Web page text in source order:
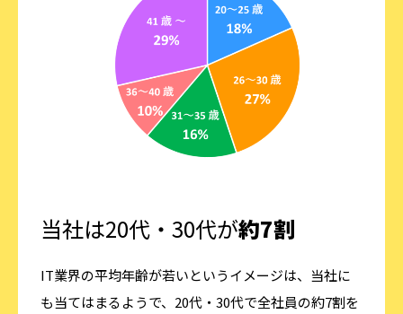
当社は20代・30代が約7割
IT業界の平均年齢が若いというイメージは、当社に
も当てはまるようで、20代・30代で全社員の約7割を